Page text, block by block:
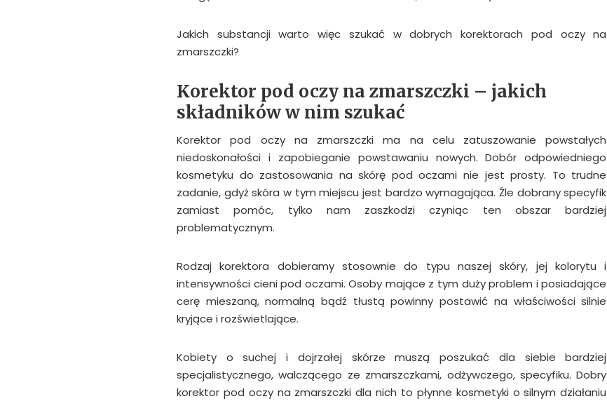
Jakich substancji warto więc szukać w dobrych korektorach pod oczy na
zmarszczki?
Korektor pod oczy na zmarszczki – jakich
składników w nim szukać
Korektor pod oczy na zmarszczki ma na celu zatuszowanie powstałych
niedoskonałości i zapobieganie powstawaniu nowych. Dobór odpowiedniego
kosmetyku do zastosowania na skórę pod oczami nie jest prosty. To trudne
zadanie, gdyż skóra w tym miejscu jest bardzo wymagająca. Źle dobrany specyfik
zamiast pomóc, tylko nam zaszkodzi czyniąc ten obszar bardziej
problematycznym.
Rodzaj korektora dobieramy stosownie do typu naszej skóry, jej kolorytu i
intensywności cieni pod oczami. Osoby mające z tym duży problem i posiadające
cerę mieszaną, normalną bądź tłustą powinny postawić na właściwości silnie
kryjące i rozświetlające.
Kobiety o suchej i dojrzałej skórze muszą poszukać dla siebie bardziej
specjalistycznego, walczącego ze zmarszczkami, odżywczego, specyfiku. Dobry
korektor pod oczy na zmarszczki dla nich to płynne kosmetyki o silnym działaniu